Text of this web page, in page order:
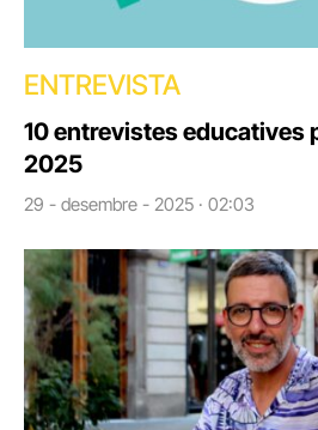
ENTREVISTA
10 entrevistes educatives
2025
29 - desembre - 2025 · 02:03